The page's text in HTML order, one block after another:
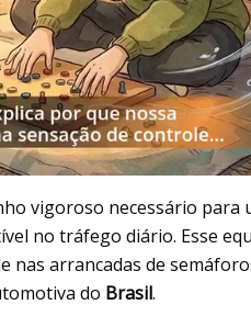
vigoroso necessário para
no tráfego diário. Esse
arrancadas de
do Brasil.